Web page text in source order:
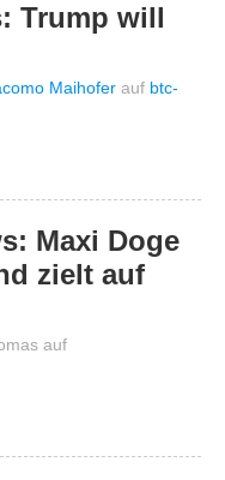
Trump will
Maihofer auf btc-
Maxi Doge
zielt auf
auf